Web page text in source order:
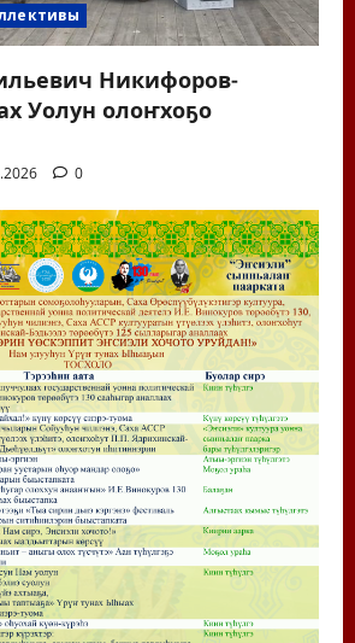
Никифоров-
Уолун олоҥхоҕо
0